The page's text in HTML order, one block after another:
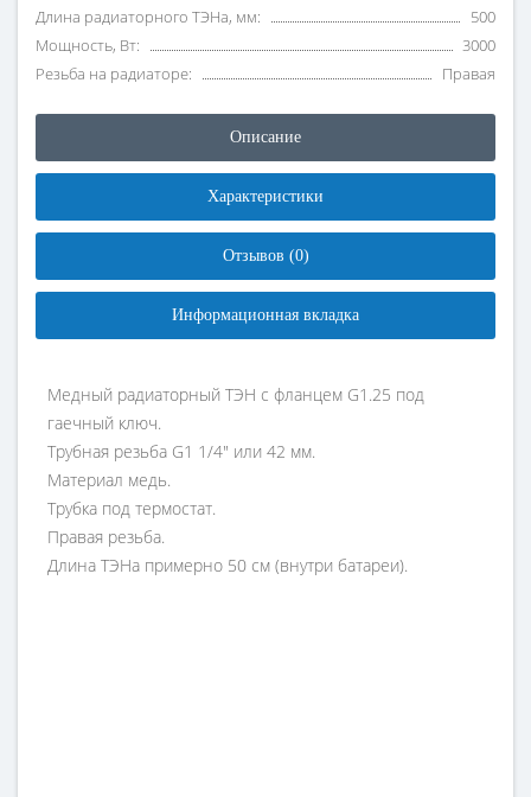
Длина радиаторного ТЭНа, мм:
500
Мощность, Вт:
3000
Резьба на радиаторе:
Правая
Описание
Характеристики
Отзывов (0)
Информационная вкладка
Медный радиаторный ТЭН с фланцем G1.25 под
гаечный ключ.
Трубная резьба G1 1/4" или 42 мм.
Материал медь.
Трубка под термостат.
Правая резьба.
Длина ТЭНа примерно 50 см (внутри батареи).